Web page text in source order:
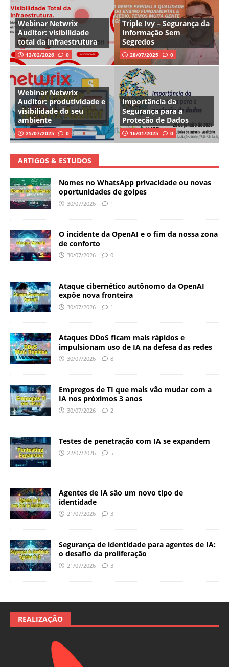
Webinar Netwrix
Auditor: visibilidade
total da infraestrutura
13/02/2026 0
Triple Ivy – Segurança da
Informação Sem
Segredos
28/07/2025 0
Webinar Netwrix
Auditor: produtividade e
visibilidade do seu
ambiente
25/07/2025 0
Importância da
Segurança para a
Proteção de Dados
16/01/2025 0
ARTIGOS & ESTUDOS
Nomes no WhatsApp privacidade ou novas
oportunidades de golpes
30/07/2026 1
O incidente da OpenAI e o fim da nossa zona
de conforto
30/07/2026 0
Ataque cibernético autônomo da OpenAI
expõe nova fronteira
30/07/2026 1
Ataques DDoS ficam mais rápidos e
impulsionam uso de IA na defesa das redes
30/07/2026 8
Empregos de TI que mais vão mudar com a
IA nos próximos 3 anos
30/07/2026 2
Testes de penetração com IA se expandem
22/07/2026 5
Agentes de IA são um novo tipo de
identidade
21/07/2026 3
Segurança de identidade para agentes de IA:
o desafio da proliferação
21/07/2026 3
REALIZAÇÃO